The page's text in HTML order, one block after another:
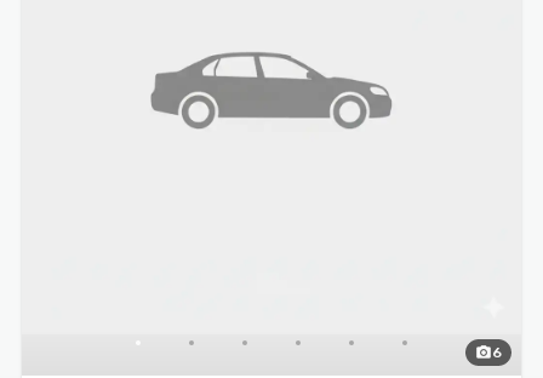
photo_camera6